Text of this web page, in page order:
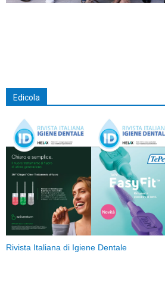
Edicola
Rivista Italiana di Igiene Dentale